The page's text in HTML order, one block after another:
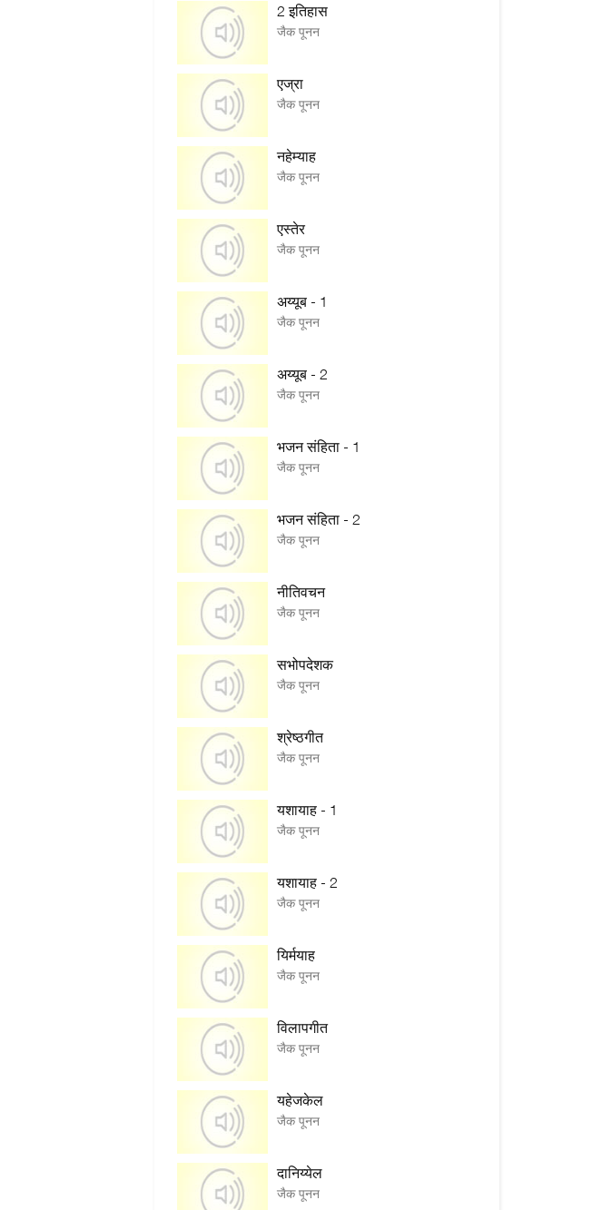
2 इतिहास
जैक पूनन
एज्रा
जैक पूनन
नहेम्याह
जैक पूनन
एस्तेर
जैक पूनन
अय्यूब - 1
जैक पूनन
अय्यूब - 2
जैक पूनन
भजन संहिता - 1
जैक पूनन
भजन संहिता - 2
जैक पूनन
नीतिवचन
जैक पूनन
सभोपदेशक
जैक पूनन
श्रेष्ठगीत
जैक पूनन
यशायाह - 1
जैक पूनन
यशायाह - 2
जैक पूनन
यिर्मयाह
जैक पूनन
विलापगीत
जैक पूनन
यहेजकेल
जैक पूनन
दानिय्येल
जैक पूनन